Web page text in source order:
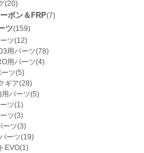
(20)
ボン＆FRP(7)
ツ(159)
ツ(12)
用パーツ(78)
用パーツ(4)
ーツ(5)
ギア(28)
用パーツ(5)
ツ(1)
ツ(3)
ーツ(3)
ーツ(19)
EVO(1)